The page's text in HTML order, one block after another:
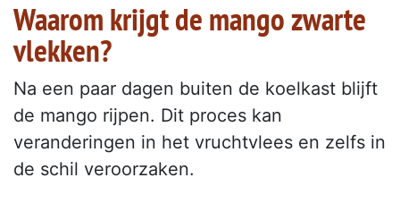
Waarom krijgt de mango zwarte
vlekken?
Na een paar dagen buiten de koelkast blijft
de mango rijpen. Dit proces kan
veranderingen in het vruchtvlees en zelfs in
de schil veroorzaken.